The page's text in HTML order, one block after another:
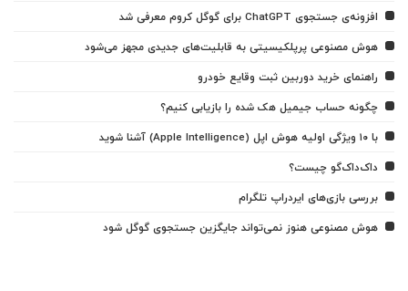
افزونه‌ی جستجوی ChatGPT برای گوگل کروم معرفی شد
هوش مصنوعی پرپلکیسیتی به قابلیت‌های جدیدی مجهز می‌شود
راهنمای خرید دوربین ثبت وقایع خودرو
چگونه حساب جیمیل هک شده را بازیابی کنیم؟
با ۱۰ ویژگی اولیه هوش اپل (Apple Intelligence) آشنا شوید
داک‌داک‌گو چیست؟
بررسی بازی‌های ایردراپ تلگرام
هوش مصنوعی هنوز نمی‌تواند جایگزین جستجوی گوگل شود